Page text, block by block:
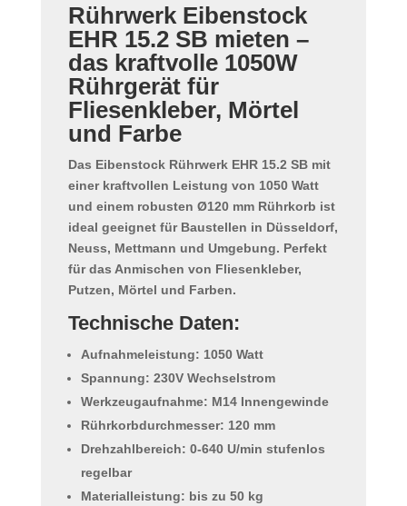
Rührwerk Eibenstock
EHR 15.2 SB mieten –
das kraftvolle 1050W
Rührgerät für
Fliesenkleber, Mörtel
und Farbe
Das Eibenstock Rührwerk EHR 15.2 SBmit
einer kraftvollen Leistung von 1050 Watt
und einem robusten Ø120 mm Rührkorb ist
ideal geeignet für Baustellen in Düsseldorf,
Neuss, Mettmann und Umgebung. Perfekt
für das Anmischen von Fliesenkleber,
Putzen, Mörtel und Farben.
Technische Daten:
Aufnahmeleistung: 1050 Watt
Spannung: 230V Wechselstrom
Werkzeugaufnahme: M14 Innengewinde
Rührkorbdurchmesser: 120 mm
Drehzahlbereich: 0-640 U/min stufenlos
regelbar
Materialleistung: bis zu 50 kg